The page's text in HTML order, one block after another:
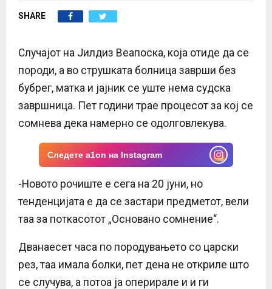
E
N
U
SHARE
Случајот на Јилдиз Веапоска, која отиде да се
породи, а во струшката болница заврши без
бубрег, матка и јајник се уште нема судска
завршница. Пет години трае процесот за кој се
сомнева дека намерно се одолговлекува.
Следете a1on на Instagram
-Новото рочиште е сега на 20 јуни, но
тенденцијата е да се застари предметот, вели
таа за поткасотот „Основано сомнение“.
Дванаесет часа по породувањето со царски
рез, таа имала болки, пет дена не откриле што
се случува, а потоа ја оперирале и и ги